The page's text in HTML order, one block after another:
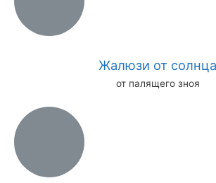
Жалюзи от солнца
от палящего зноя